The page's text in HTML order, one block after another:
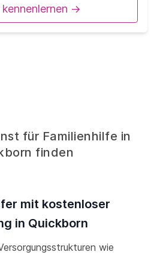
->
für Familienhilfe in
finden
mit kostenloser
in Quickborn
wie